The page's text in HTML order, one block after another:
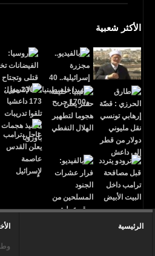
الأكثر شعبية
الرئيسية